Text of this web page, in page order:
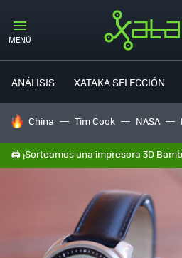
MENÚ
ANÁLISIS XATAKA SELECCIÓN
HOY SE HABLA DE
China Tim Cook NASA
🖨️ ¡Sorteamos una impresora 3D